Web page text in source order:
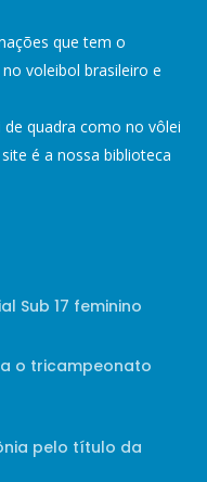
que tem o
voleibol brasileiro e
quadra como no vôlei
é a nossa biblioteca
Sub 17 feminino
o tricampeonato
pelo título da